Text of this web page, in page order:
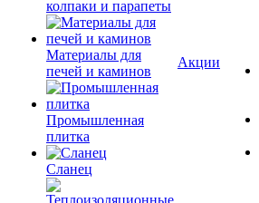
колпаки и парапеты
Материалы для
печей и каминов
Промышленная
плитка
Сланец
Акции